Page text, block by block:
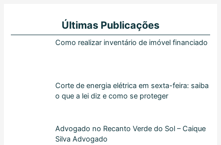
Últimas Publicações
Como realizar inventário de imóvel financiado
Corte de energia elétrica em sexta-feira: saiba
o que a lei diz e como se proteger
Advogado no Recanto Verde do Sol – Caique
Silva Advogado